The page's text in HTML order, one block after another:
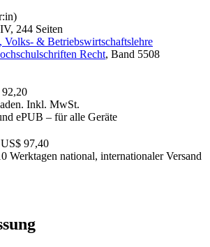
244 Seiten
Volks- & Betriebswirtschaftslehre
Recht, Band 5508
Inkl. MwSt.
ePUB – für alle Geräte
US$ 97,40
Werktagen national, internationaler Versand